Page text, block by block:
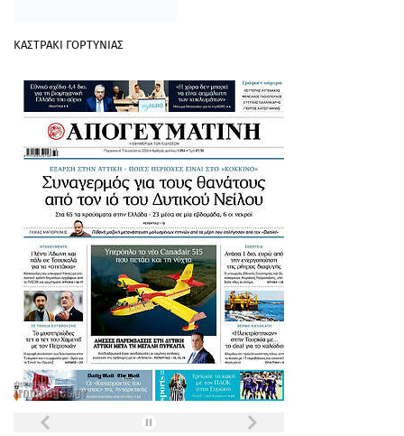
ΚΑΣΤΡΑΚΙ ΓΟΡΤΥΝΙΑΣ